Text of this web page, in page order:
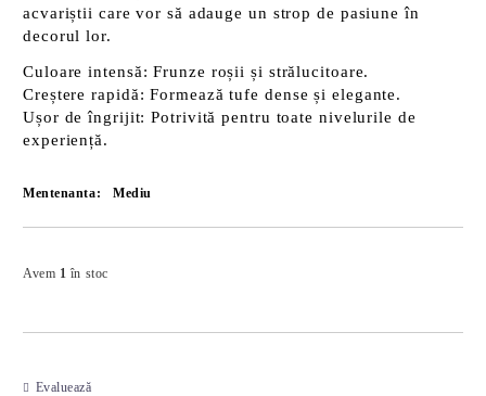
acvariștii care vor să adauge un strop de pasiune în
decorul lor.
Culoare intensă: Frunze roșii și strălucitoare.
Creștere rapidă: Formează tufe dense și elegante.
Ușor de îngrijit: Potrivită pentru toate nivelurile de
experiență.
Mentenanta: Mediu
Avem 1 în stoc
Evaluează